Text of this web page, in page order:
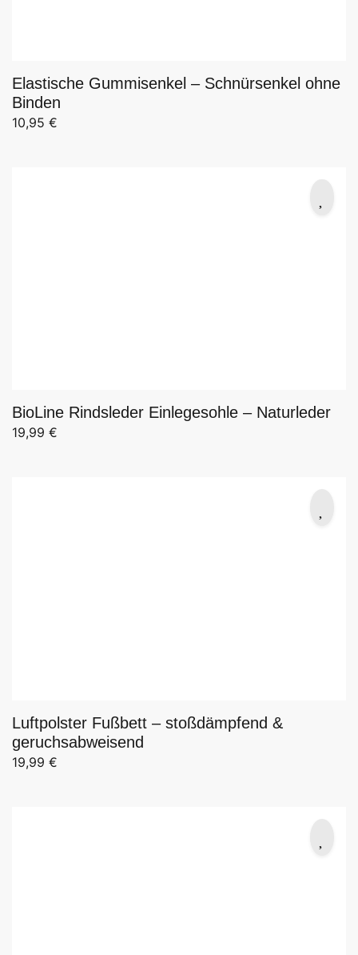
Elastische Gummisenkel – Schnürsenkel ohne
Binden
10,95 €
BioLine Rindsleder Einlegesohle – Naturleder
19,99 €
Luftpolster Fußbett – stoßdämpfend &
geruchsabweisend
19,99 €